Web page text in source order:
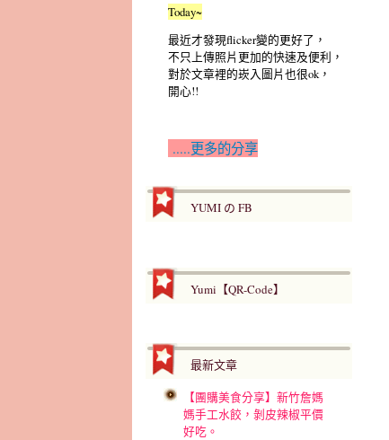
Today~
最近才發現flicker變的更好了，
不只上傳照片更加的快速及便利，
對於文章裡的崁入圖片也很ok，
開心!!
.....更多的分享
YUMI の FB
Yumi【QR-Code】
最新文章
【團購美食分享】新竹詹媽
媽手工水餃，剝皮辣椒平價
好吃。